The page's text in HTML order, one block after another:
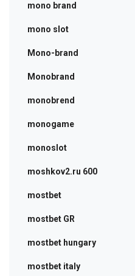
mono brand
mono slot
Mono-brand
Monobrand
monobrend
monogame
monoslot
moshkov2.ru 600
mostbet
mostbet GR
mostbet hungary
mostbet italy